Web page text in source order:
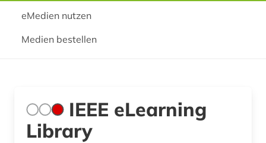
eMedien nutzen
Medien bestellen
IEEE eLearning
Library